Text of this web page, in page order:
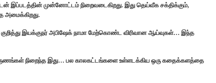
இப்படத்தின் முன்னோட்டம் நிறைவடைகிறது. இது தெய்வீக சக்திக்கும்,
அமைக்கிறது.
குறித்து இயக்குநர் அபிஷேக் நாமா மேற்கொண்ட விரிவான ஆய்வுகள்… இந்த
தருணங்கள் நிறைந்த இது… பல காலகட்டங்களை உள்ளடக்கிய ஒரு கதைக்களத்தை